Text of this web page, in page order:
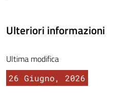
Ulteriori informazioni
Ultima modifica
26 Giugno, 2026